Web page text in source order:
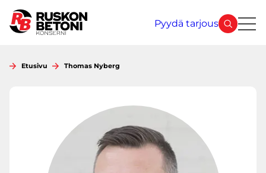
sisältöön
Pyydä tarjous
Etusivu Thomas Nyberg